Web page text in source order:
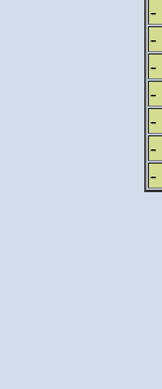
-
-
-
-
-
-
-